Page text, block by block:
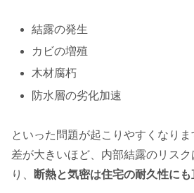
結露の発生
カビの増殖
木材腐朽
防水層の劣化加速
といった問題が起こりやすくなり
差が大きいほど、内部結露のリスク
り、
断熱と気密は住宅の耐久性に